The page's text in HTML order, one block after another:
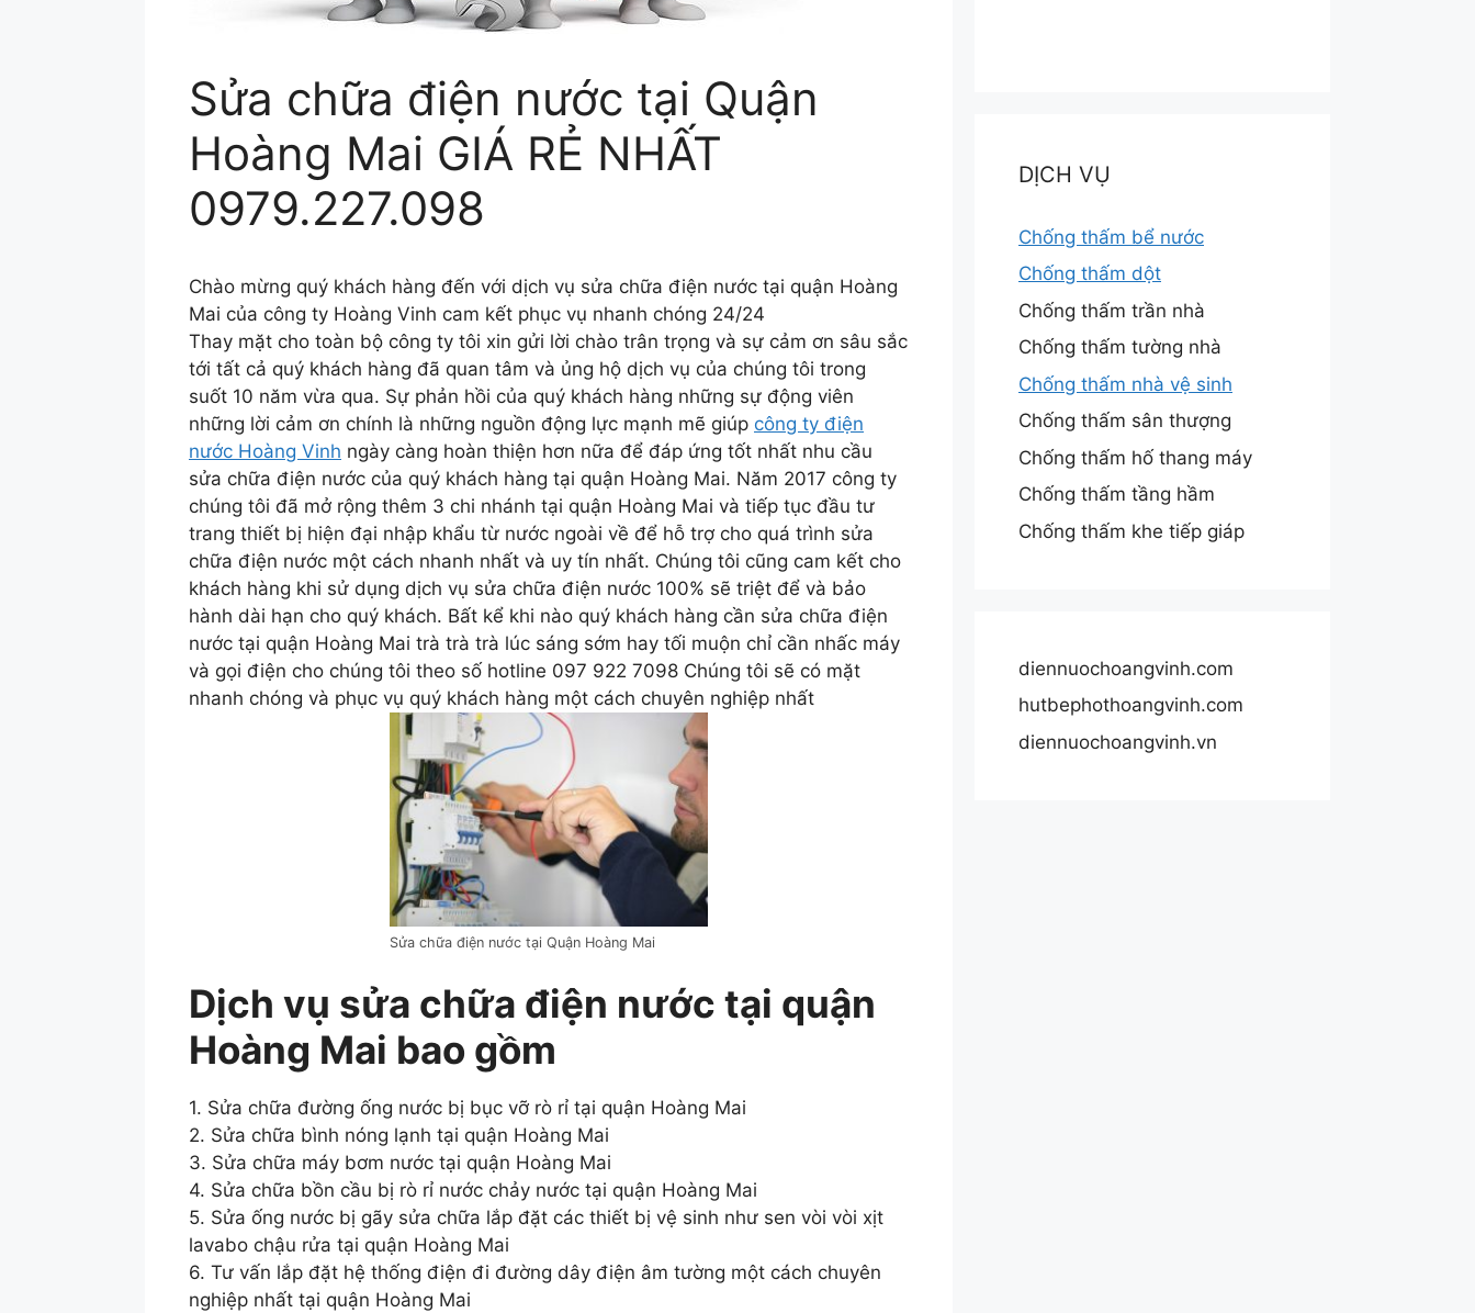
Sửa chữa điện nước tại Quận
Hoàng Mai GIÁ RẺ NHẤT
0979.227.098
Chào mừng quý khách hàng đến với dịch vụ sửa chữa điện nước tại quận Hoàng
Mai của công ty Hoàng Vinh cam kết phục vụ nhanh chóng 24/24
Thay mặt cho toàn bộ công ty tôi xin gửi lời chào trân trọng và sự cảm ơn sâu sắc
tới tất cả quý khách hàng đã quan tâm và ủng hộ dịch vụ của chúng tôi trong
suốt 10 năm vừa qua. Sự phản hồi của quý khách hàng những sự động viên
những lời cảm ơn chính là những nguồn động lực mạnh mẽ giúp công ty điện
nước Hoàng Vinh ngày càng hoàn thiện hơn nữa để đáp ứng tốt nhất nhu cầu
sửa chữa điện nước của quý khách hàng tại quận Hoàng Mai. Năm 2017 công ty
chúng tôi đã mở rộng thêm 3 chi nhánh tại quận Hoàng Mai và tiếp tục đầu tư
trang thiết bị hiện đại nhập khẩu từ nước ngoài về để hỗ trợ cho quá trình sửa
chữa điện nước một cách nhanh nhất và uy tín nhất. Chúng tôi cũng cam kết cho
khách hàng khi sử dụng dịch vụ sửa chữa điện nước 100% sẽ triệt để và bảo
hành dài hạn cho quý khách. Bất kể khi nào quý khách hàng cần sửa chữa điện
nước tại quận Hoàng Mai trà trà trà lúc sáng sớm hay tối muộn chỉ cần nhấc máy
và gọi điện cho chúng tôi theo số hotline 097 922 7098 Chúng tôi sẽ có mặt
nhanh chóng và phục vụ quý khách hàng một cách chuyên nghiệp nhất
Sửa chữa điện nước tại Quận Hoàng Mai
Dịch vụ sửa chữa điện nước tại quận
Hoàng Mai bao gồm
1. Sửa chữa đường ống nước bị bục vỡ rò rỉ tại quận Hoàng Mai
2. Sửa chữa bình nóng lạnh tại quận Hoàng Mai
3. Sửa chữa máy bơm nước tại quận Hoàng Mai
4. Sửa chữa bồn cầu bị rò rỉ nước chảy nước tại quận Hoàng Mai
5. Sửa ống nước bị gãy sửa chữa lắp đặt các thiết bị vệ sinh như sen vòi vòi xịt
lavabo chậu rửa tại quận Hoàng Mai
6. Tư vấn lắp đặt hệ thống điện đi đường dây điện âm tường một cách chuyên
nghiệp nhất tại quận Hoàng Mai
DỊCH VỤ
Chống thấm bể nước
Chống thấm dột
Chống thấm trần nhà
Chống thấm tường nhà
Chống thấm nhà vệ sinh
Chống thấm sân thượng
Chống thấm hố thang máy
Chống thấm tầng hầm
Chống thấm khe tiếp giáp
diennuochoangvinh.com
hutbephothoangvinh.com
diennuochoangvinh.vn